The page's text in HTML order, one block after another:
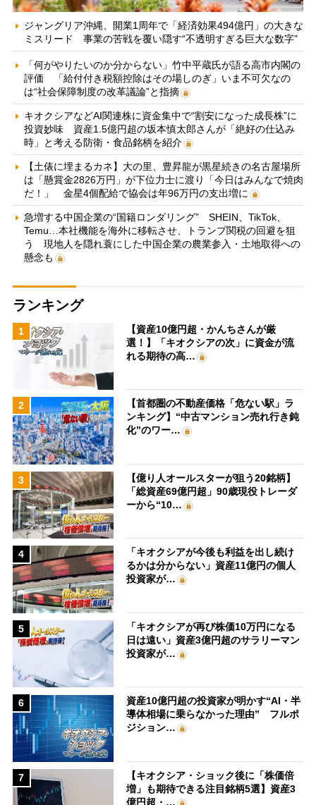
ジャングリア沖縄、開業1周年で「経済効果494億円」の大きな
ミスリード 事業の苦戦を覆い隠す“不透明すぎる巨大な数字”
「何がやりたいのか分からない」竹中平蔵氏が語る高市内閣の
評価 「給付付き税額控除はその場しのぎ」いま不可欠なの
は“社会保障制度の改革議論”と指摘
キオクシアなどAI関連株に資金集中で“割安になった成長株”に
投資妙味 資産1.5億円超の坂本慎太郎さんが「絶好の仕込み
時」と考える防衛・食品銘柄を紹介
【土俵に埋まるカネ】大の里、豊昇龍が黒星続きの名古屋場所
は「懸賞金2826万円」が下位力士に渡り「今日はみんなで焼肉
だ！」 金星4個配給で協会は年96万円の支出増に
急増する中国企業の“国籍ロンダリング” SHEIN、TikTok、
Temu…本社機能を海外に移転させ、トランプ関税の回避を狙
う 現地人を隠れ蓑にした中国企業の農業参入・土地取得への
懸念も
ランキング
1
【資産10億円超・かんちさんが厳
選！】「キオクシアの次」に資金が流
れる期待の高…
2
【首都圏の不動産価格「危ない駅」ラ
ンキング】“中古マンション売れ行き鈍
化”のワー…
3
【億り人オールスターが狙う20銘柄】
「総資産69億円超」90歳現役トレーダ
ーから“10…
4
「キオクシアが今後も利益を出し続け
るかは分からない」資産11億円の個人
投資家が…
5
「キオクシアが再び株価10万円になる
日は遠い」資産3億円超のサラリーマン
投資家が…
6
資産10億円超の投資家が明かす“AI・半
導体相場に乗らなかった理由” フルポ
ジション…
7
【キオクシア・ショック後に「株価倍
増」も期待できる注目銘柄5選】資産3
億円超・…